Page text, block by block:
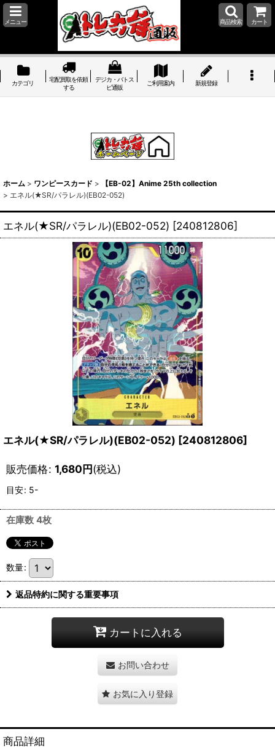
メニュー 商品検索 カート
カテゴリ
宅配買取を依頼
する
デジカ・バトス
ピ通販
ご利用案内 新規登録
ホーム > ワンピースカード >
【EB-02】Anime 25th collection
> エネル(★SR/パラレル)(EB02-052)
エネル(★SR/パラレル)(EB02-052) [240812806]
エネル(★SR/パラレル)(EB02-052) [240812806]
販売価格: 1,680円(税込)
目安: 5-
在庫数 4枚
数量:
返品特約に関する重要事項
カートに入れる
お問い合わせ
お気に入り登録
商品詳細